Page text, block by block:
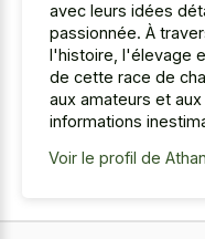
avec leurs idées
passionnée. À
l'histoire, l'élevage
de cette race de
aux amateurs et
informations
Voir le profil de